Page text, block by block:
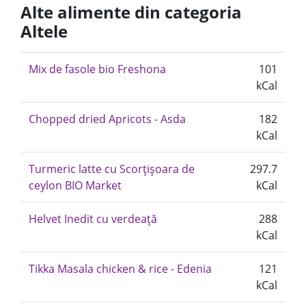
Alte alimente din categoria
Altele
Mix de fasole bio Freshona
101
kCal
Chopped dried Apricots - Asda
182
kCal
Turmeric latte cu Scorțișoara de
ceylon BIO Market
297.7
kCal
Helvet Inedit cu verdeață
288
kCal
Tikka Masala chicken & rice - Edenia
121
kCal